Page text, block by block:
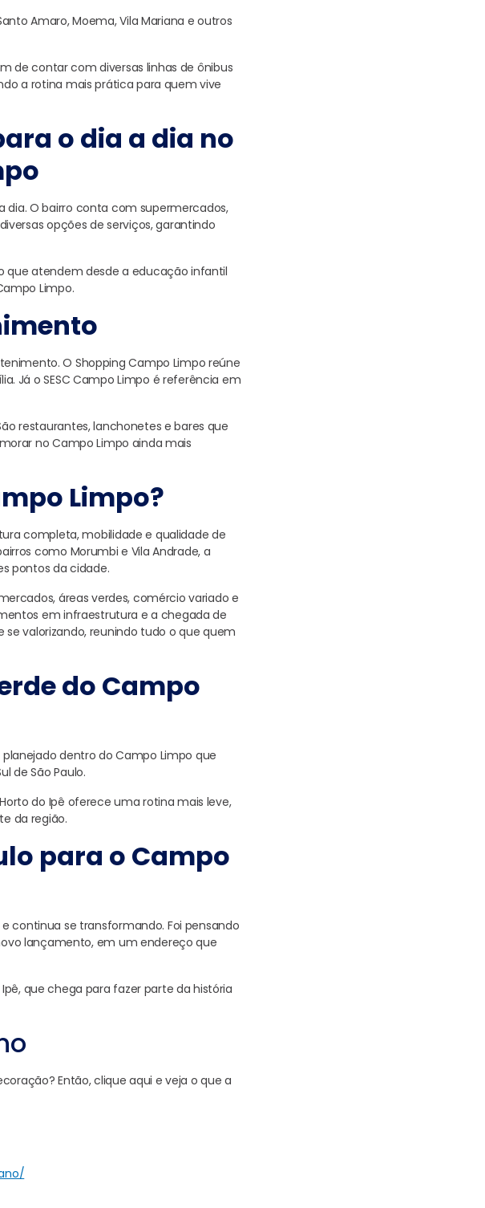
Amaro, Moema, Vila Mariana e outros
de contar com diversas linhas de ônibus
a rotina mais prática para quem vive
o dia a dia no
O bairro conta com supermercados,
opções de serviços, garantindo
que atendem desde a educação infantil
Limpo.
O Shopping Campo Limpo reúne
Já o SESC Campo Limpo é referência em
restaurantes, lanchonetes e bares que
no Campo Limpo ainda mais
Limpo?
completa, mobilidade e qualidade de
como Morumbi e Vila Andrade, a
pontos da cidade.
áreas verdes, comércio variado e
em infraestrutura e a chegada de
valorizando, reunindo tudo o que quem
do Campo
dentro do Campo Limpo que
de São Paulo.
do Ipê oferece uma rotina mais leve,
da região.
para o Campo
continua se transformando. Foi pensando
lançamento, em um endereço que
que chega para fazer parte da história
Então, clique aqui e veja o que a